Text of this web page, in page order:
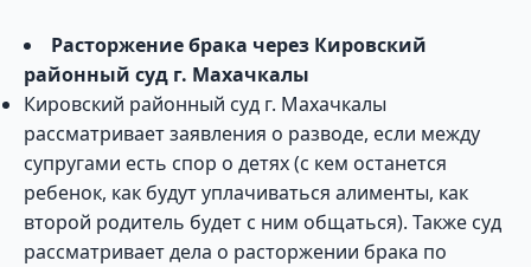
Расторжение брака через Кировский
районный суд г. Махачкалы
Кировский районный суд г. Махачкалы
рассматривает заявления о разводе, если между
супругами есть спор о детях (с кем останется
ребенок, как будут уплачиваться алименты, как
второй родитель будет с ним общаться). Также суд
рассматривает дела о расторжении брака по